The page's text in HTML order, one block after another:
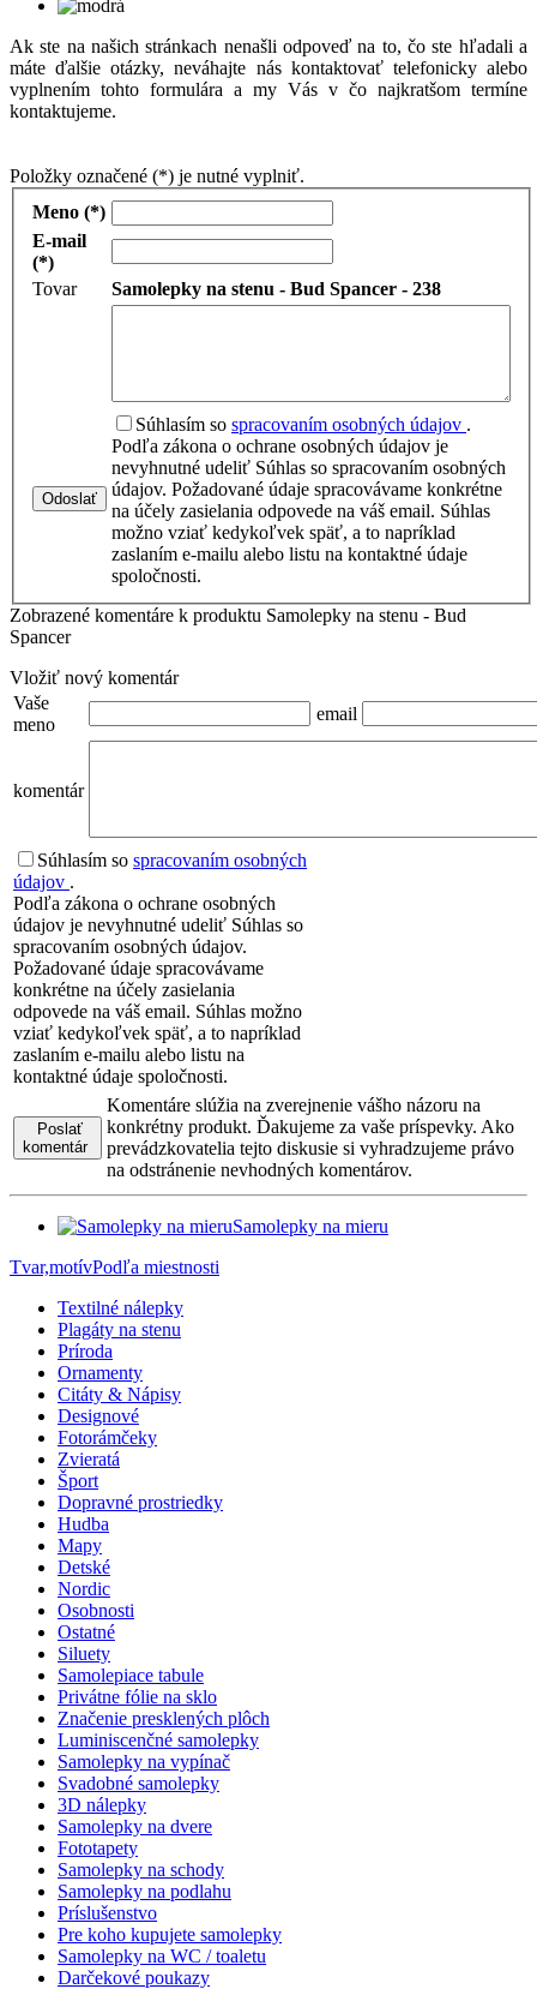
Ak ste na našich stránkach nenašli odpoveď na to, čo ste hľadali a
máte ďalšie otázky, neváhajte nás kontaktovať telefonicky alebo
vyplnením tohto formulára a my Vás v čo najkratšom termíne
kontaktujeme.
Položky označené (*) je nutné vyplniť.
Meno (*)
E-mail
(*)
Tovar
Samolepky na stenu - Bud Spancer - 238
Odoslať
Súhlasím so spracovaním osobných údajov .
Podľa zákona o ochrane osobných údajov je
nevyhnutné udeliť Súhlas so spracovaním osobných
údajov. Požadované údaje spracovávame konkrétne
na účely zasielania odpovede na váš email. Súhlas
možno vziať kedykoľvek späť, a to napríklad
zaslaním e-mailu alebo listu na kontaktné údaje
spoločnosti.
Zobrazené komentáre k produktu Samolepky na stenu - Bud
Spancer
Vložiť nový komentár
Vaše
meno
email
komentár
Súhlasím so spracovaním osobných
údajov .
Podľa zákona o ochrane osobných
údajov je nevyhnutné udeliť Súhlas so
spracovaním osobných údajov.
Požadované údaje spracovávame
konkrétne na účely zasielania
odpovede na váš email. Súhlas možno
vziať kedykoľvek späť, a to napríklad
zaslaním e-mailu alebo listu na
kontaktné údaje spoločnosti.
Poslať
komentár
Komentáre slúžia na zverejnenie vášho názoru na
konkrétny produkt. Ďakujeme za vaše príspevky. Ako
prevádzkovatelia tejto diskusie si vyhradzujeme právo
na odstránenie nevhodných komentárov.
Samolepky na mieru
Tvar,motívPodľa miestnosti
Textilné nálepky
Plagáty na stenu
Príroda
Ornamenty
Citáty & Nápisy
Designové
Fotorámčeky
Zvieratá
Šport
Dopravné prostriedky
Hudba
Mapy
Detské
Nordic
Osobnosti
Ostatné
Siluety
Samolepiace tabule
Privátne fólie na sklo
Značenie presklených plôch
Luminiscenčné samolepky
Samolepky na vypínač
Svadobné samolepky
3D nálepky
Samolepky na dvere
Fototapety
Samolepky na schody
Samolepky na podlahu
Príslušenstvo
Pre koho kupujete samolepky
Samolepky na WC / toaletu
Darčekové poukazy